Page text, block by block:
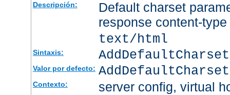
Descripción:
Default charset
response content-
text/html
Sintaxis:
Valor por defecto:
Contexto: server config, virtual